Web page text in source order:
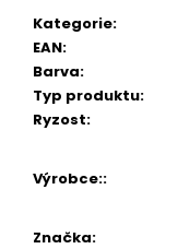
Kategorie:
EAN:
Barva:
Typ produktu:
Ryzost:
Výrobce::
Značka:
u
č
u
m